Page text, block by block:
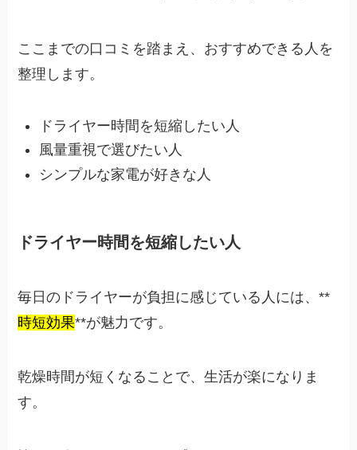
ここまでの口コミを踏まえ、おすすめできる人を
整理します。
ドライヤー時間を短縮したい人
風量重視で選びたい人
シンプルな家電が好きな人
ドライヤー時間を短縮したい人
毎日のドライヤーが負担に感じている人には、**
時短効果**が魅力です。
乾燥時間が短くなることで、生活が楽になりま
す。